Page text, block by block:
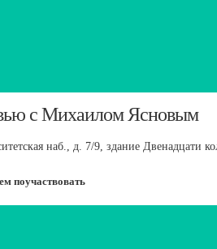
с Михаилом Ясновым
наб., д. 7/9, здание Двенадцати
поучаствовать